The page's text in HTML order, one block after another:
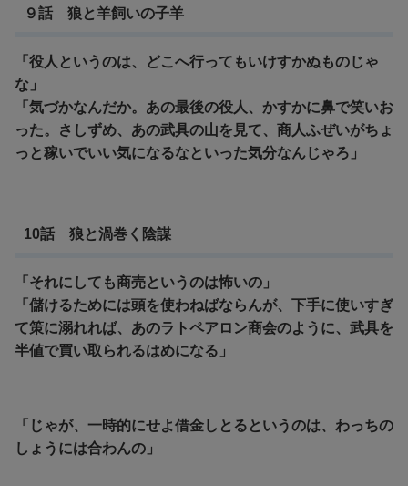
９話 狼と羊飼いの子羊
「役人というのは、どこへ行ってもいけすかぬものじゃ
な」
「気づかなんだか。あの最後の役人、かすかに鼻で笑いお
った。さしずめ、あの武具の山を見て、商人ふぜいがちょ
っと稼いでいい気になるなといった気分なんじゃろ」
10話 狼と渦巻く陰謀
「それにしても商売というのは怖いの」
「儲けるためには頭を使わねばならんが、下手に使いすぎ
て策に溺れれば、あのラトペアロン商会のように、武具を
半値で買い取られるはめになる」
「じゃが、一時的にせよ借金しとるというのは、わっちの
しょうには合わんの」